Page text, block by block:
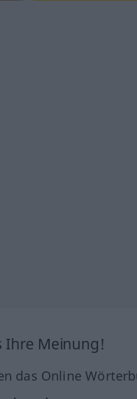
Ihre Meinung!
das Online